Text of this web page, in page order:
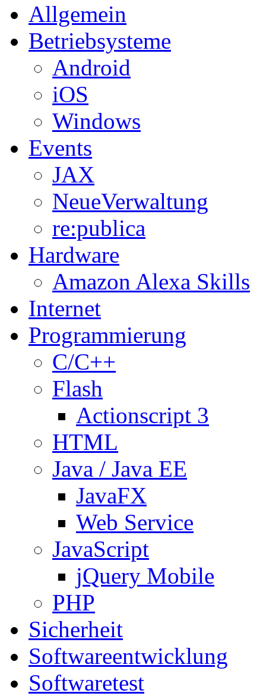
Allgemein
Betriebsysteme
Android
iOS
Windows
Events
JAX
NeueVerwaltung
re:publica
Hardware
Amazon Alexa Skills
Internet
Programmierung
C/C++
Flash
Actionscript 3
HTML
Java / Java EE
JavaFX
Web Service
JavaScript
jQuery Mobile
PHP
Sicherheit
Softwareentwicklung
Softwaretest